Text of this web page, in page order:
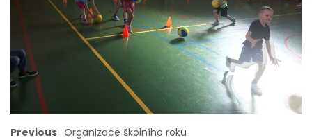
Previous Organizace školního roku